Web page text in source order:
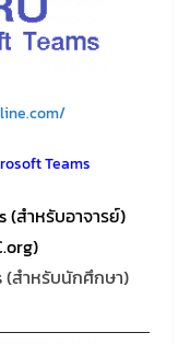
Teams
(สำหรับอาจารย์)
(สำหรับนักศึกษา)